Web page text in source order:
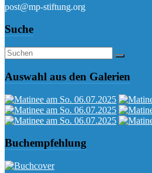
post@mp-stiftung.org
Suche
Auswahl aus den Galerien
Buchempfehlung